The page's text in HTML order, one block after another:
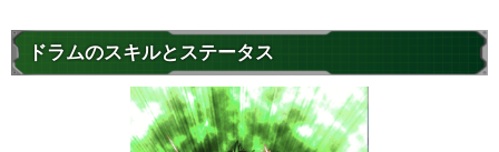
ドラムのスキルとステータス